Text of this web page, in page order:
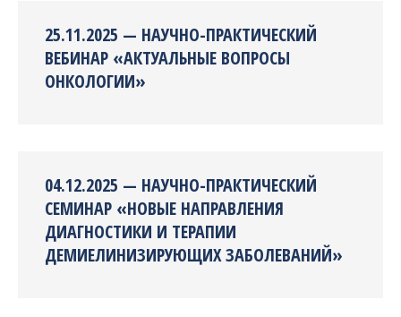
25.11.2025 — НАУЧНО-ПРАКТИЧЕСКИЙ
ВЕБИНАР «АКТУАЛЬНЫЕ ВОПРОСЫ
ОНКОЛОГИИ»
04.12.2025 — НАУЧНО-ПРАКТИЧЕСКИЙ
СЕМИНАР «НОВЫЕ НАПРАВЛЕНИЯ
ДИАГНОСТИКИ И ТЕРАПИИ
ДЕМИЕЛИНИЗИРУЮЩИХ ЗАБОЛЕВАНИЙ»